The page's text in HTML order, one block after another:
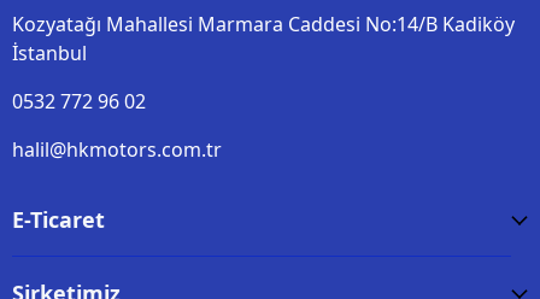
Kozyatağı Mahallesi Marmara Caddesi No:14/B Kadiköy
İstanbul
0532 772 96 02
halil@hkmotors.com.tr
E-Ticaret
Şirketimiz